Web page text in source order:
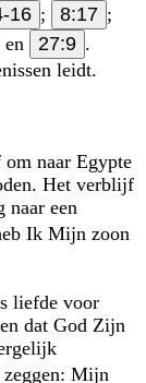
16 ; 8:17 ;
en 27:9 .
leidt.
om naar Egypte
Het verblijf
naar een
Ik Mijn zoon
liefde voor
dat God Zijn
zeggen: Mijn